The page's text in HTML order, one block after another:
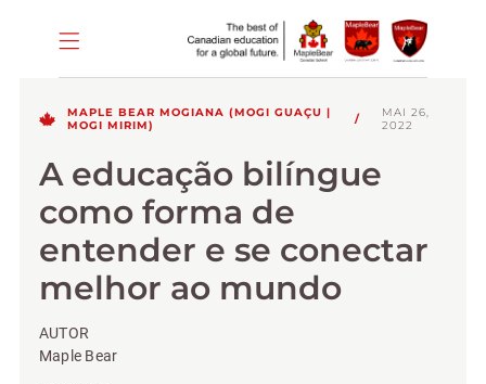
MAPLE BEAR MOGIANA (MOGI GUAÇU |
MOGI MIRIM)
/
MAI 26,
2022
A educação bilíngue
como forma de
entender e se conectar
melhor ao mundo
AUTOR
Maple Bear